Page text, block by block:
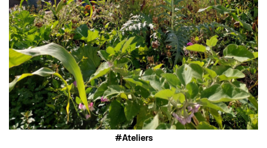
Ateliers